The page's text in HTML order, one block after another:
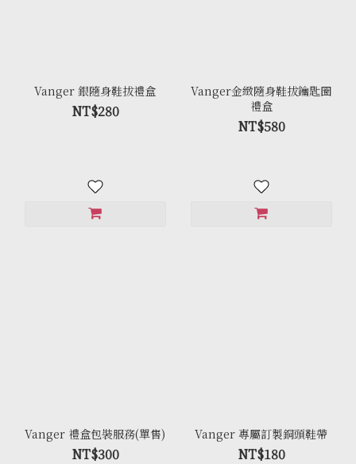
Vanger 銀隨身鞋拔禮盒
NT$280
Vanger金緻隨身鞋拔鑰匙圈
禮盒
NT$580
Vanger 禮盒包裝服務(單售)
NT$300
Vanger 專屬訂製銅頭鞋帶
NT$180